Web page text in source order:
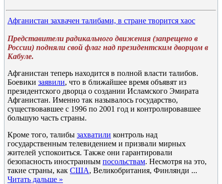
Афганистан захвачен талибами, в стране творится хаос
Представители радикального движения (запрещено в
России) подняли свой флаг над президентским дворцом в
Кабуле.
Афганистан теперь находится в полной власти талибов.
Боевики заявили, что в ближайшее время объявят из
президентского дворца о создании Исламского Эмирата
Афганистан. Именно так называлось государство,
существовавшее с 1996 по 2001 год и контролировавшее
большую часть страны.
Кроме того, талибы захватили контроль над
государственным телевидением и призвали мирных
жителей успокоиться. Также они гарантировали
безопасность иностранным посольствам. Несмотря на это,
такие страны, как США, Великобритания, Финлянди ...
Читать дальше »